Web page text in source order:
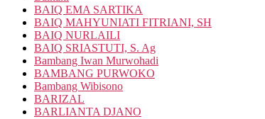
BAIQ EMA SARTIKA
BAIQ MAHYUNIATI FITRIANI, SH
BAIQ NURLAILI
BAIQ SRIASTUTI, S. Ag
Bambang Iwan Murwohadi
BAMBANG PURWOKO
Bambang Wibisono
BARIZAL
BARLIANTA DJANO